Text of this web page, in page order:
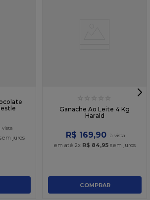
juros
☆ ☆ ☆ ☆ ☆
Ganache Ao Leite 4 Kg
Harald
R$ 169,90
em até 2x R$ 84,95 sem juros
COMPRAR